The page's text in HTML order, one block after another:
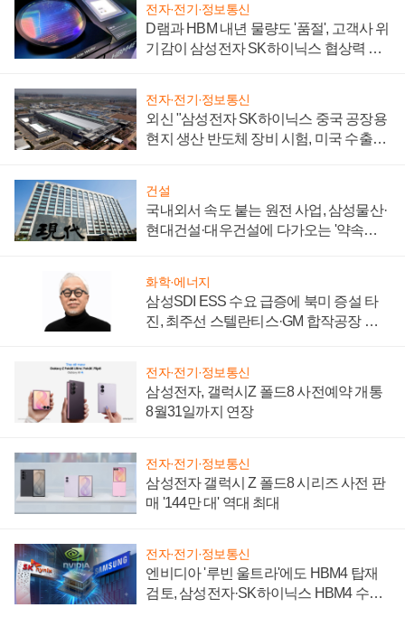
전자·전기·정보통신
D램과 HBM 내년 물량도 '품절', 고객사 위
기감이 삼성전자 SK하이닉스 협상력 더
전자·전기·정보통신
외신 "삼성전자 SK하이닉스 중국 공장용
현지 생산 반도체 장비 시험, 미국 수출통
건설
국내외서 속도 붙는 원전 사업, 삼성물산·
현대건설·대우건설에 다가오는 '약속의
화학·에너지
삼성SDI ESS 수요 급증에 북미 증설 타
진, 최주선 스텔란티스·GM 합작공장 건
전자·전기·정보통신
삼성전자, 갤럭시Z 폴드8 사전예약 개통
8월31일까지 연장
전자·전기·정보통신
삼성전자 갤럭시 Z 폴드8 시리즈 사전 판
매 '144만 대' 역대 최대
전자·전기·정보통신
엔비디아 '루빈 울트라'에도 HBM4 탑재
검토, 삼성전자·SK하이닉스 HBM4 수율